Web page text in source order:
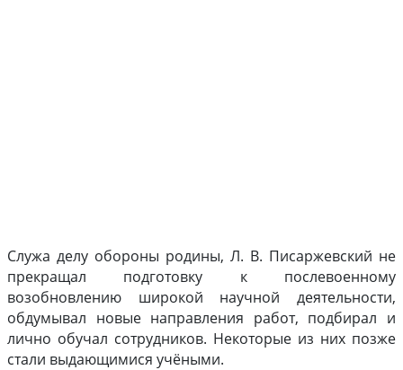
Служа делу обороны родины, Л. В. Писаржевский не
прекращал подготовку к послевоенному
возобновлению широкой научной деятельности,
обдумывал новые направления работ, подбирал и
лично обучал сотрудников. Некоторые из них позже
стали выдающимися учёными.